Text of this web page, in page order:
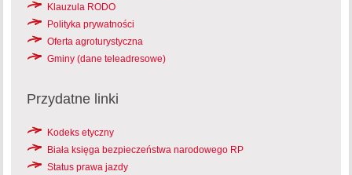
Klauzula RODO
Polityka prywatności
Oferta agroturystyczna
Gminy (dane teleadresowe)
Przydatne linki
Kodeks etyczny
Biała księga bezpieczeństwa narodowego RP
Status prawa jazdy